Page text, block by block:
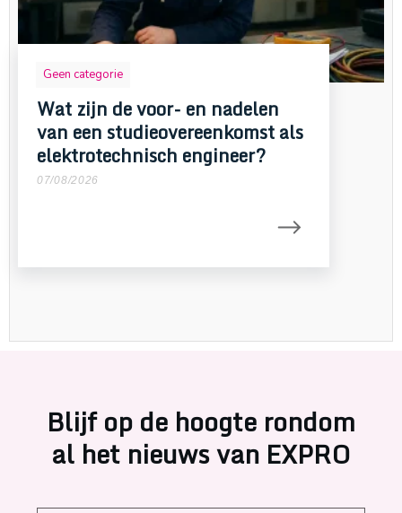
Geen categorie
Wat zijn de voor- en nadelen
van een studieovereenkomst als
elektrotechnisch engineer?
07/08/2026
Blijf op de hoogte rondom
al het nieuws van EXPRO